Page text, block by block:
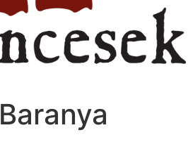
Baranya